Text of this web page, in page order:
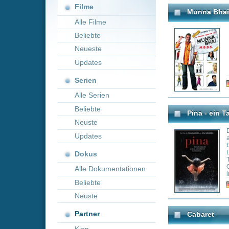
Serien
Alle Serien
Beliebte
Neuste
Dokus
Alle Dokumentationen
Beliebte
Neuste
Partner
Kion
Genre:
Pina - ein Tanzfilm in 3D
Die 1940 in
ausgebildete
bedeutendsten
Leiterin des
inhaltlich auch
ausgezeichnet
tragisch,
Kostümbild und
Genre:
Anfang der
Brian Roberts
Pension ein.
die
Sally Bowles...
Genre:
Die Schöne und das